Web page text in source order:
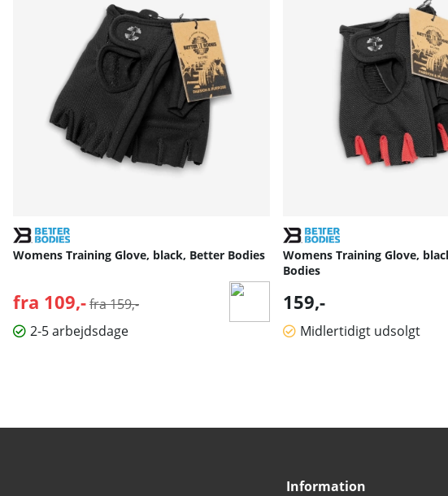
Womens Training Glove, black, Better Bodies
fra 109,-Normalpris:
fra 159,-
2-5 arbejdsdage
Womens Training Glove,
Bodies
159,-
Midlertidigt udsolgt
Information